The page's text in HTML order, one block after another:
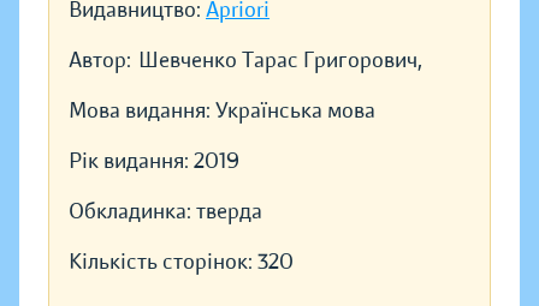
Видавництво: Apriori
Автор: Шевченко Тарас Григорович,
Мова видання: Українська мова
Рік видання: 2019
Обкладинка: тверда
Кількість сторінок: 320